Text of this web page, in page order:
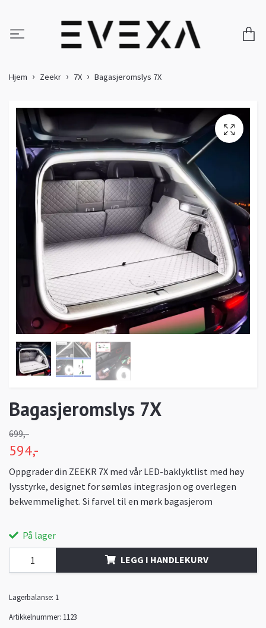
Hjem Zeekr 7X Bagasjeromslys 7X
Bagasjeromslys 7X
699,-
594,-
Oppgrader din ZEEKR 7X med vår LED-baklyktlist med høy
lysstyrke, designet for sømløs integrasjon og overlegen
bekvemmelighet. Si farvel til en mørk bagasjerom
På lager
LEGG I HANDLEKURV
Lagerbalanse: 1
Artikkelnummer: 1123